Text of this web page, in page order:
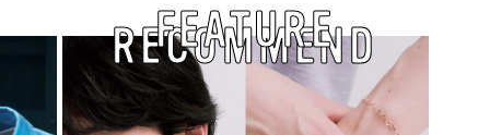
RECOMMEND
FEATURE